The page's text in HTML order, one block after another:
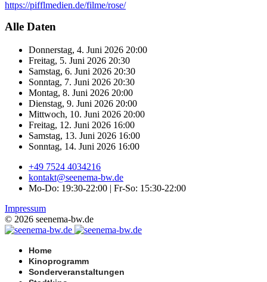
https://pifflmedien.de/filme/rose/
Alle Daten
Donnerstag, 4. Juni 2026 20:00
Freitag, 5. Juni 2026 20:30
Samstag, 6. Juni 2026 20:30
Sonntag, 7. Juni 2026 20:30
Montag, 8. Juni 2026 20:00
Dienstag, 9. Juni 2026 20:00
Mittwoch, 10. Juni 2026 20:00
Freitag, 12. Juni 2026 16:00
Samstag, 13. Juni 2026 16:00
Sonntag, 14. Juni 2026 16:00
+49 7524 4034216
kontakt@seenema-bw.de
Mo-Do: 19:30-22:00 | Fr-So: 15:30-22:00
Impressum
© 2026 seenema-bw.de
Home
Kinoprogramm
Sonderveranstaltungen